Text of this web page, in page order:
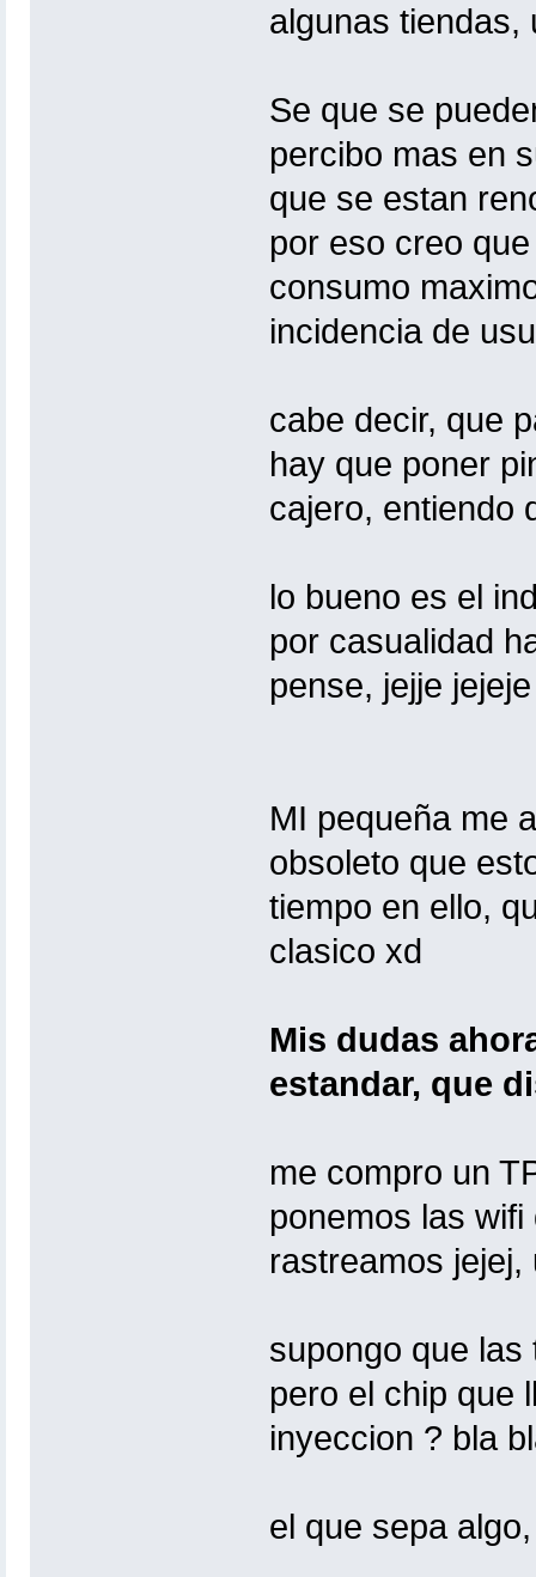
algunas tiendas,
Se que se
percibo mas en
que se estan
por eso creo
consumo
incidencia de
cabe decir, que
hay que poner
cajero, entiendo
lo bueno es el
por casualidad
pense, jejje
MI pequeña me
obsoleto que
tiempo en ello,
clasico xd
Mis dudas
estandar, que
me compro un
ponemos las
rastreamos
supongo que las
pero el chip que
inyeccion ? bla
el que sepa